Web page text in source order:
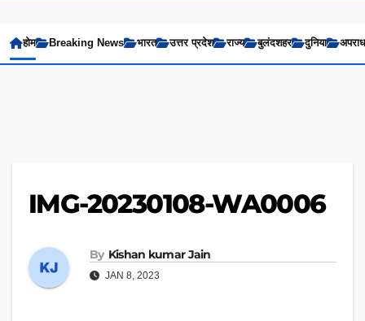
होम Breaking News भारत उत्तर प्रदेश राज्य बुलंदशहर दुनिया अपराध
IMG-20230108-WA0006
By Kishan kumar Jain
JAN 8, 2023